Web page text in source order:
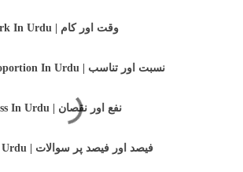
Time And Work In Urdu | وقت اور کام
Ratio And Proportion In Urdu | نسبت اور تناسب
Profit And Loss In Urdu | نفع اور نقصان
Percentage In Urdu | فیصد اور فیصد پر سوالات